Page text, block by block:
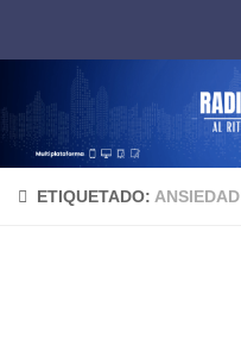
ETIQUETADO: ANSIEDAD